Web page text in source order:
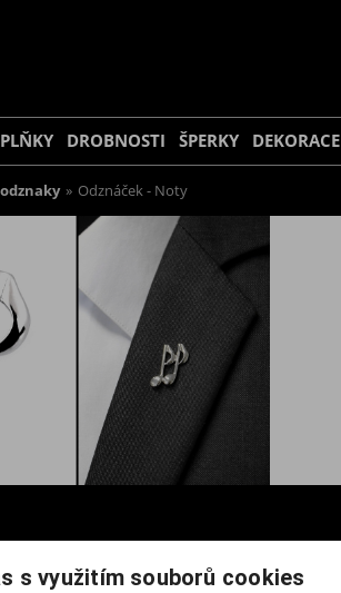
DROBNOSTI ŠPERKY DEKORACE
» Odznáček - Noty
s využitím souborů cookies